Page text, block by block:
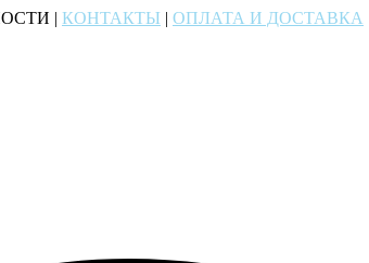
| КОНТАКТЫ | ОПЛАТА И ДОСТАВКА